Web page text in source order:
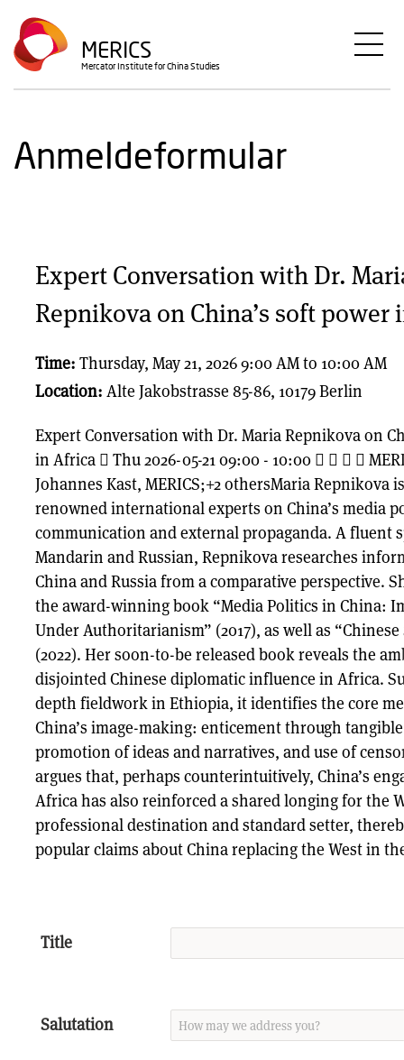
Direkt
zum
Inhalt
MERICS
Mercator Institute for China Studies
Anmeldeformular
Expert Conversation with Dr.
Repnikova on China’s soft power
Time: Thursday, May 21, 2026 9:00 AMto 10:00 AM
Location: Alte Jakobstrasse 85-86, 10179Berlin
Expert Conversation with Dr. Maria Repnikova on
in Africa  Thu 2026-05-21 09:00 - 10:00    
Johannes Kast, MERICS;​+2 others ​ ​ Maria Repnikova
renowned international experts on China’s media
communication and external propaganda. A fluent
Mandarin and Russian, Repnikova researches
China and Russia from a comparative perspective.
the award-winning book “Media Politics in China:
Under Authoritarianism” (2017), as well as
(2022). Her soon-to-be released book reveals the
disjointed Chinese diplomatic influence in Africa.
depth fieldwork in Ethiopia, it identifies the core
China’s image-making: enticement through
promotion of ideas and narratives, and use of
argues that, perhaps counterintuitively, China’s
Africa has also reinforced a shared longing for the
professional destination and standard setter,
popular claims about China replacing the West in
Title
Salutation